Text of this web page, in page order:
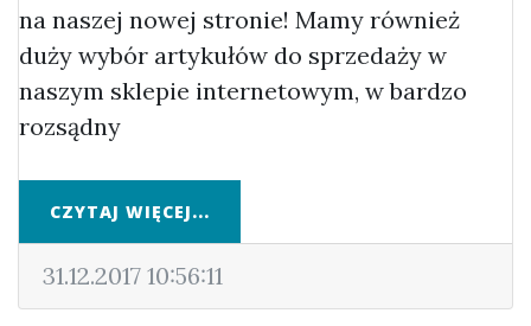
na naszej nowej stronie! Mamy również
duży wybór artykułów do sprzedaży w
naszym sklepie internetowym, w bardzo
rozsądny
CZYTAJ WIĘCEJ...
31.12.2017 10:56:11